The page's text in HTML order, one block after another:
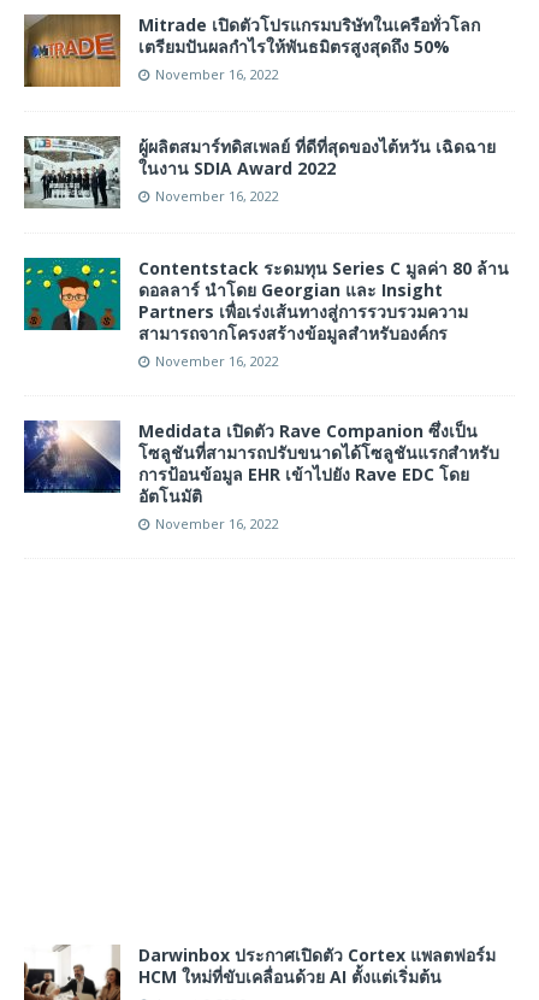
Mitrade เปิดตัวโปรแกรมบริษัทในเครือทั่วโลก
เตรียมปันผลกำไรให้พันธมิตรสูงสุดถึง 50%
November 16, 2022
ผู้ผลิตสมาร์ทดิสเพลย์ ที่ดีที่สุดของไต้หวัน เฉิดฉาย
ในงาน SDIA Award 2022
November 16, 2022
Contentstack ระดมทุน Series C มูลค่า 80 ล้าน
ดอลลาร์ นำโดย Georgian และ Insight
Partners เพื่อเร่งเส้นทางสู่การรวบรวมความ
สามารถจากโครงสร้างข้อมูลสำหรับองค์กร
November 16, 2022
Medidata เปิดตัว Rave Companion ซึ่งเป็น
โซลูชันที่สามารถปรับขนาดได้โซลูชันแรกสำหรับ
การป้อนข้อมูล EHR เข้าไปยัง Rave EDC โดย
อัตโนมัติ
November 16, 2022
Darwinbox ประกาศเปิดตัว Cortex แพลตฟอร์ม
HCM ใหม่ที่ขับเคลื่อนด้วย AI ตั้งแต่เริ่มต้น